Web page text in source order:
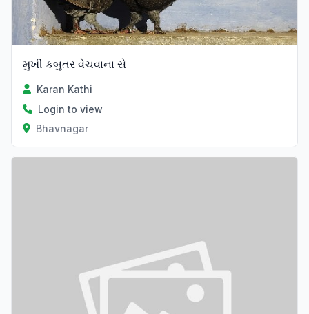
મુખી કબુતર વેચવાના સે
Karan Kathi
Login to view
Bhavnagar